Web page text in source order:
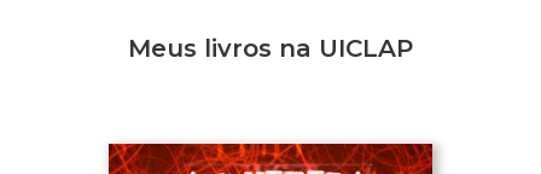
Meus livros na UICLAP